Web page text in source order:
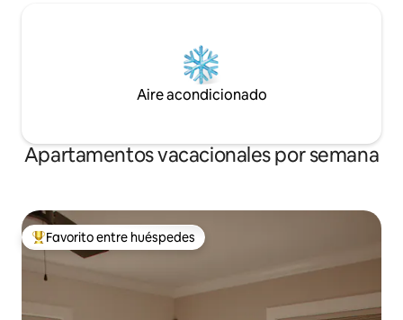
Aire acondicionado
Apartamentos vacacionales por semana
Favorito entre huéspedes preferido
Favorito entre huéspedes